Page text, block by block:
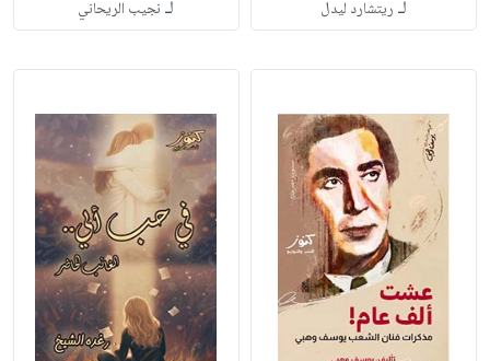
لـ ريتشارد ليدل لـ نجيب الريحاني